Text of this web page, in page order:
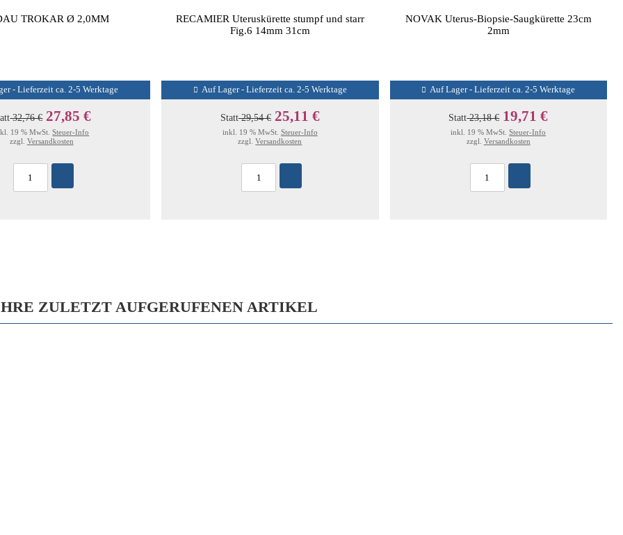
TROKAR Ø 2,0MM
- Lieferzeit ca. 2-5 Werktage
32,76 € 27,85 €
19 % MwSt.Steuer-Info
zzgl. Versandkosten
RECAMIER Uteruskürette stumpf und starr
Fig.6 14mm 31cm
Auf Lager - Lieferzeit ca. 2-5 Werktage
Statt29,54 € 25,11 €
inkl. 19 % MwSt. Steuer-Info
zzgl.Versandkosten
NOVAK Uterus-Biopsie-Saugkürette 23cm
2mm
Auf Lager - Lieferzeit ca. 2-5 Werktage
Statt23,18 € 19,71 €
inkl. 19 % MwSt.Steuer-Info
zzgl. Versandkosten
ZULETZT AUFGERUFENEN ARTIKEL